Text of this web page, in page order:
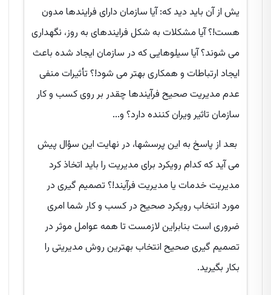
یش از آن باید دید که: آیا سازمان دارای فرایندها مدون
هست!؟ آیا مشکلات به شکل فرایندهای به روز، نگهداری
می شوند؟ آیا سیلوهایی که در سازمان ایجاد شده باعث
ایجاد ارتباطات و همکاری بهتر می شود!؟ تأثیرات منفی
عدم مدیریت صحیح فرآیندها چقدر بر روی کسب و کار
سازمان تاثیر ویران کننده دارد؟ و...
بعد از پاسخ به این پرسشها، در نهایت این سؤال پیش
می آید که کدام رویکرد برای مدیریت را باید اتخاذ کرد
مدیریت خدمات یا مدیریت فرآیند!؟ تصمیم گیری در
مورد انتخاب رویکرد صحیح در کسب و کار شما امری
ضروری است بنابراین لازمست تا همه عوامل موثر در
تصمیم گیری صحیح انتخاب بهترین روش مدیریتی را
بکار بگیرید.